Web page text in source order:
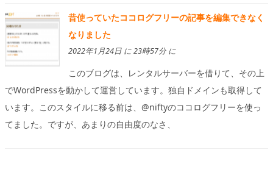
昔使っていたココログフリーの記事を編集できなく
なりました
2022年1月24日 に 23時57分 に
このブログは、レンタルサーバーを借りて、その上
でWordPressを動かして運営しています。独自ドメインも取得して
います。このスタイルに移る前は、@niftyのココログフリーを使っ
てました。ですが、あまりの自由度のなさ、